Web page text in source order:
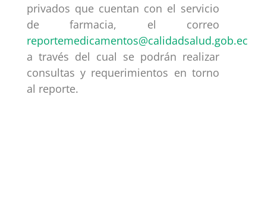
privados que cuentan con el servicio
de farmacia, el correo
reportemedicamentos@calidadsalud.gob.ec
a través del cual se podrán realizar
consultas y requerimientos en torno
al reporte.